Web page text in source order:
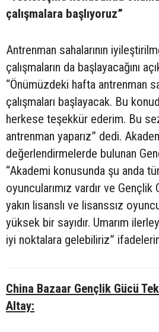
çalışmalara başlıyoruz”
Antrenman sahalarının
çalışmaların da başlayacağını
“Önümüzdeki hafta antrenman
çalışmaları başlayacak. Bu
herkese teşekkür ederim. Bu
antrenman yaparız” dedi.
değerlendirmelerde bulunan
“Akademi konusunda şu anda
oyuncularımız vardır ve
yakın lisanslı ve lisanssız
yüksek bir sayıdır. Umarım
iyi noktalara gelebiliriz”
China Bazaar Gençlik Gücü
Altay: